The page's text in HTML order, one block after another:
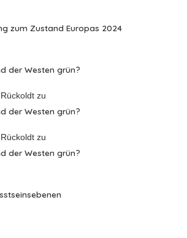
zum Zustand Europas 2024
der Westen grün?
zu
der Westen grün?
zu
der Westen grün?